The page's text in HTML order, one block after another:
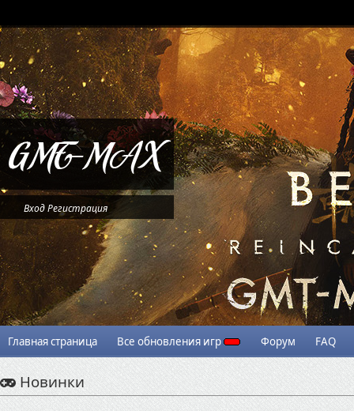
ВходРегистрация
Главная страница Все обновления игр Форум FAQ
Новинки